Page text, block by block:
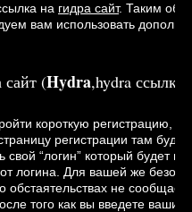
на гидра сайт. Таким
вам использовать
сайт (Hydra,hydra
короткую регистрацию,
регистрации там будет
“логин” который будет
логина. Для вашей же
не
того как вы введете